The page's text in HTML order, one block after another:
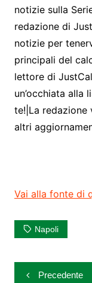
notizie sulla
redazione di
notizie per
principali del
lettore di
un’occhiata
te!|La redazione
altri
Vai alla fonte di
Napoli
Navigazione
Precedente